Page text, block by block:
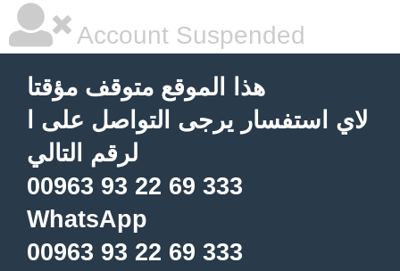
Account Suspended
هذا الموقع متوقف مؤقتا
لاي استفسار يرجى التواصل على ا
لرقم التالي
00963 93 22 69 333
WhatsApp
00963 93 22 69 333